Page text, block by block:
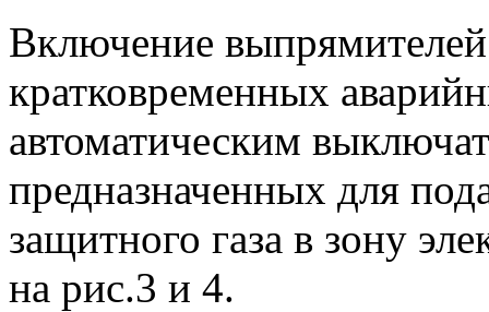
Включение
кратковременных
автоматическим
предназначенных для
защитного газа в зону
на рис.3 и 4.